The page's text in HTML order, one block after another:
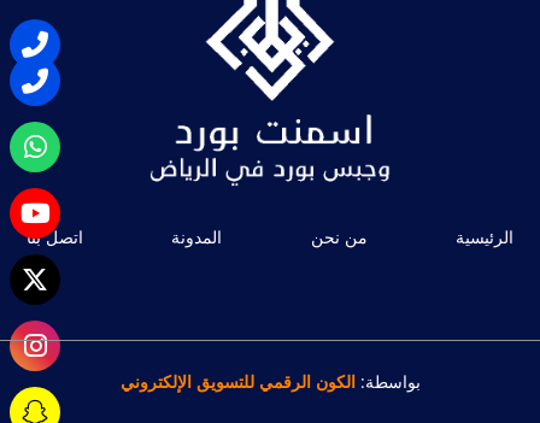
الرئيسية من نحن المدونة اتصل بنا
بواسطة:الكون الرقمي للتسويق الإلكتروني